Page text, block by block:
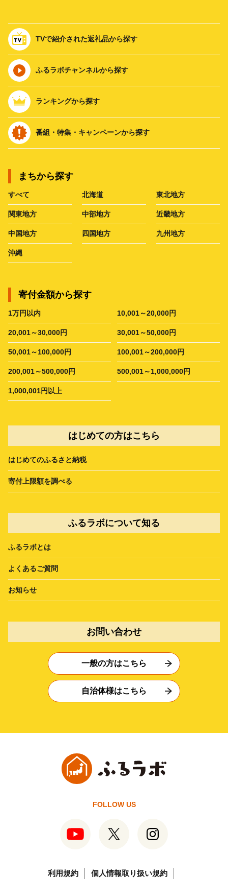
TVで紹介された返礼品から探す
ふるラボチャンネルから探す
ランキングから探す
番組・特集・キャンペーンから探す
まちから探す
すべて 北海道 東北地方
関東地方 中部地方 近畿地方
中国地方 四国地方 九州地方
沖縄
寄付金額から探す
1万円以内 10,001～20,000円
20,001～30,000円 30,001～50,000円
50,001～100,000円 100,001～200,000円
200,001～500,000円 500,001～1,000,000円
1,000,001円以上
はじめての方はこちら
はじめてのふるさと納税
寄付上限額を調べる
ふるラボについて知る
ふるラボとは
よくあるご質問
お知らせ
お問い合わせ
一般の方はこちら
自治体様はこちら
FOLLOW US
利用規約 個人情報取り扱い規約